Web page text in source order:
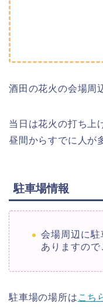
酒田の花火の会場周
当日は花火の打ち上
昼間からすでに人が
駐車場情報
会場周辺に
ありますので
駐車場の場所は こち